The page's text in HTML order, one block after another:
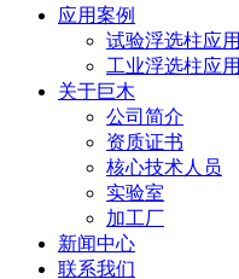
应用案例
试验浮选柱应用
工业浮选柱应用
关于巨木
公司简介
资质证书
核心技术人员
实验室
加工厂
新闻中心
联系我们